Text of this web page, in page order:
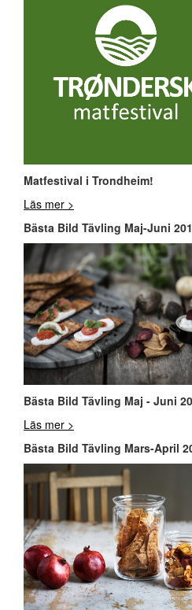
Matfestival i Trondheim!
Läs mer >
Bästa Bild Tävling Maj-Juni
Bästa Bild Tävling Maj - Juni
Läs mer >
Bästa Bild Tävling Mars-April